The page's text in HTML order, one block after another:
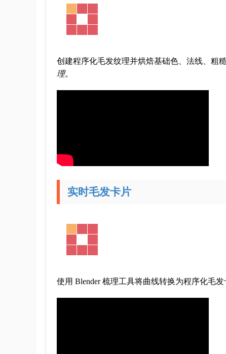
创建程序化毛发纹理并烘焙基础色、法线、粗
理。
实时毛发卡片
使用 Blender 梳理工具将曲线转换为程序化毛发